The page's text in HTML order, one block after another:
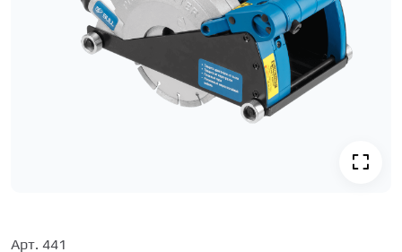
Арт. 441